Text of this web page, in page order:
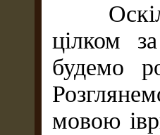
цілком
будемо
мовою